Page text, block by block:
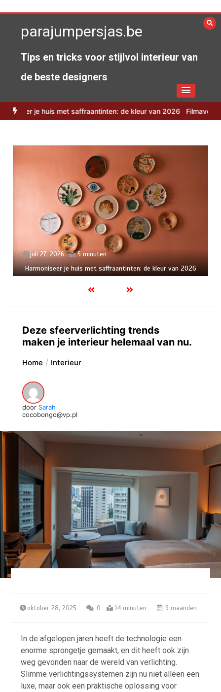
naar
inhoud
parajumpersjas.be
Tips en tricks voor stijlvol interieur van
de beste designers
met saffraantinten: de kleur van 2026 Filmavonden onder de
5 minuten
huis met saffraantinten: de kleur van 2026
Verfrissende
look
Deze sfeerverlichting trends
maken je interieur helemaal van nu.
Home Interieur
door Sarah
cocobongo@vp.pl
oktober 28, 2025 0 14 minuten 9 maanden
In de afgelopen jaren heeft de technologie een
enorme sprongetje gemaakt, en dit heeft ook zijn
weg gevonden naar de wereld van verlichting.
Slimme verlichtingssystemen zijn nu niet alleen een
luxe, maar ook een praktische oplossing voor